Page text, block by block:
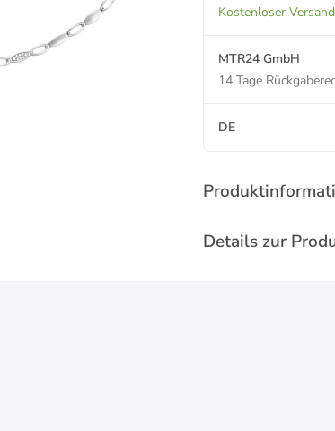
Kostenloser Versand
MTR24 GmbH
14 Tage
DE
Details zur